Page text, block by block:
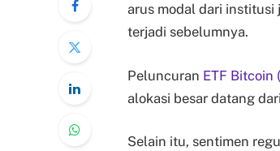
arus modal dari
terjadi sebelumnya.
Peluncuran ETF Bitcoin
alokasi besar datang
Selain itu, sentimen